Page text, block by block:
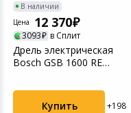
В наличии
Цена
12 370
3093 в Сплит
Дрель электрическая
Bosch GSB 1600 RE
Купить +198